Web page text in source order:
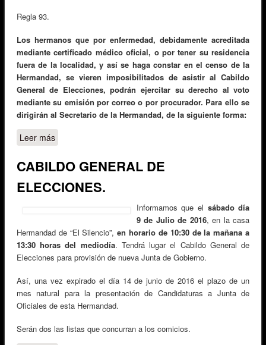
Regla 93.
Los hermanos que por enfermedad, debidamente acreditada
mediante certificado médico oficial, o por tener su residencia
fuera de la localidad, y así se haga constar en el censo de la
Hermandad, se vieren imposibilitados de asistir al Cabildo
General de Elecciones, podrán ejercitar su derecho al voto
mediante su emisión por correo o por procurador. Para ello se
dirigirán al Secretario de la Hermandad, de la siguiente forma:
Leer mássobre INSTRUCCIONES PARA EJERCER VOTO POR
CABILDO GENERAL DE
ELECCIONES.
Informamos que el sábado día
9 de Julio de 2016, en la casa
Hermandad de “El Silencio”,en horario de 10:30 de la mañana a
13:30 horas del mediodía. Tendrá lugar el Cabildo General de
Elecciones para provisión de nueva Junta de Gobierno.
Así, una vez expirado el día 14 de junio de 2016 el plazo de un
mes natural para la presentación de Candidaturas a Junta de
Oficiales de esta Hermandad.
Serán dos las listas que concurran a los comicios.